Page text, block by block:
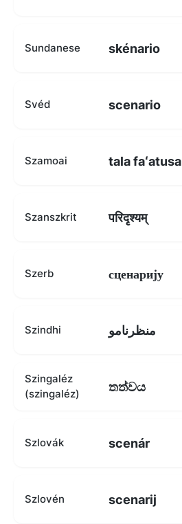
Sundanese skénario
Svéd scenario
Szamoai tala faʻatusa
Szanszkrit परिदृश्यम्
Szerb сценарију
Szindhi منظرنامو
Szingaléz
(szingaléz)
තත්වය
Szlovák scenár
Szlovén scenarij